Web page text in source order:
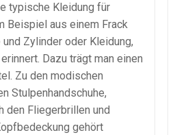
typische Kleidung für
Beispiel aus einem Frack
Zylinder oder Kleidung,
Dazu trägt man einen
Zu den modischen
Stulpenhandschuhe,
den Fliegerbrillen und
gehört